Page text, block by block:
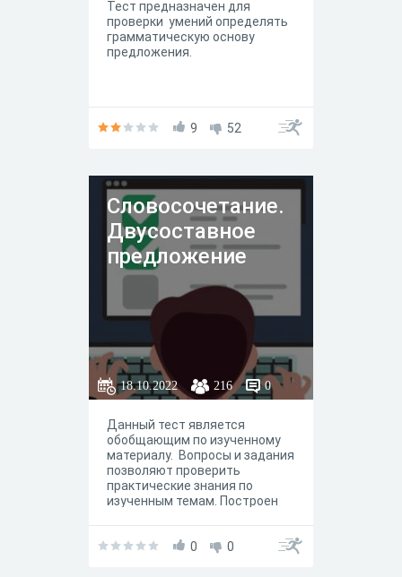
Тест предназначен для
проверки умений определять
грамматическую основу
предложения.
9 52
Словосочетание.
Двусоставное
предложение
18.10.2022 216 0
Данный тест является
обобщающим по изученному
материалу. Вопросы и задания
позволяют проверить
практические знания по
изученным темам. Построен
0
0